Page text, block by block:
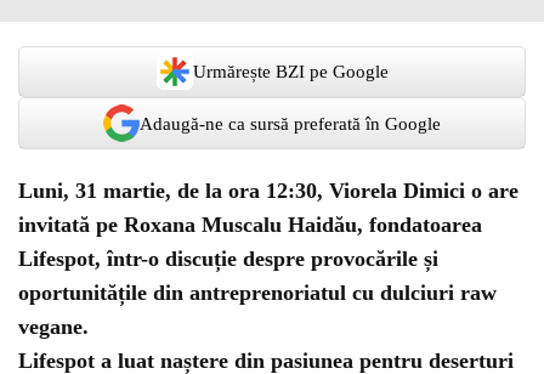
Urmărește BZI pe Google
Adaugă-ne ca sursă preferată în Google
Luni, 31 martie, de la ora 12:30, Viorela Dimici o are
invitată pe Roxana Muscalu Haidău, fondatoarea
Lifespot, într-o discuție despre provocările și
oportunitățile din antreprenoriatul cu dulciuri raw
vegane.
Lifespot a luat naștere din pasiunea pentru deserturi